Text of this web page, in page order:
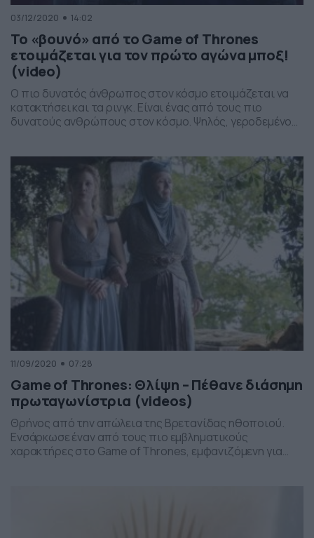
03/12/2020 14:02
Το «βουνό» από το Game of Thrones
ετοιμάζεται για τον πρώτο αγώνα μποξ!
(video)
Ο πιο δυνατός άνθρωπος στον κόσμο ετοιμάζεται να
κατακτήσει και τα ρινγκ. Είναι ένας από τους πιο
δυνατούς ανθρώπους στον κόσμο. Ψηλός, γεροδεμένος
λόγος για τον Χάφθορ Μπγιόρνσον, ο οποίος πλέον
ετοιμάζεται να μπει στα ρινγκ. […]
11/09/2020 07:28
Game of Thrones: Θλίψη – Πέθανε διάσημη
πρωταγωνίστρια (videos)
Θρήνος από την απώλεια της Βρετανίδας ηθοποιού.
Ενσάρκωσε έναν από τους πιο εμβληματικούς
χαρακτήρες στο Game of Thrones, εμφανιζόμενη για